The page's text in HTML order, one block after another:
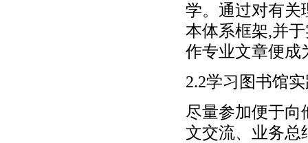
学。通过对有关
本体系框架,并
作专业文章便成
2.2学习图书馆
尽量参加便于向
文交流、业务总